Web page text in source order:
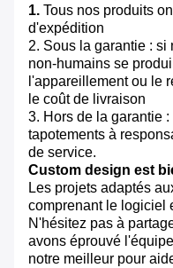
1. Tous nos produits
d'expédition
2. Sous la garantie : si
non-humains se
l'appareillement ou le
le coût de livraison
3. Hors de la garantie
tapotements à
de service.
Custom design est
Les projets adaptés
comprenant le logiciel
N'hésitez pas à
avons éprouvé
notre meilleur pour